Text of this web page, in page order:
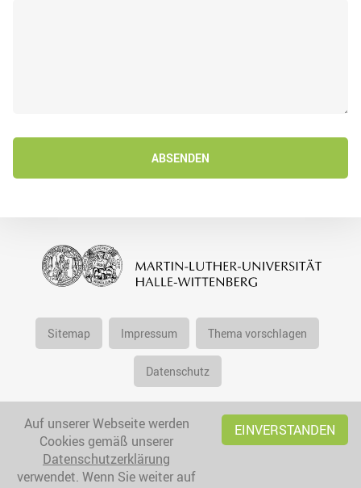
ABSENDEN
Sitemap Impressum Thema vorschlagen
Datenschutz
Auf unserer Webseite werden
Cookies gemäß unserer
Datenschutzerklärung
verwendet. Wenn Sie weiter auf
EINVERSTANDEN